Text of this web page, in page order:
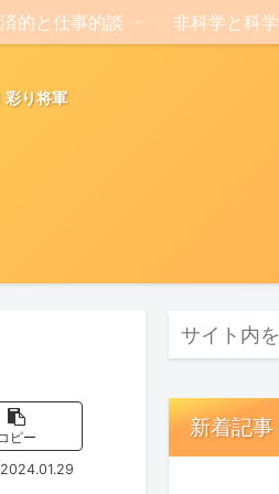
彩り将軍
的と仕事的談 非科学と科学
ピー
2024.01.29
新着記事